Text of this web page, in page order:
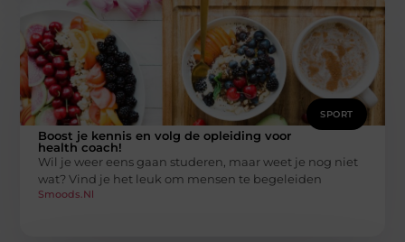
SPORT
Boost je kennis en volg de opleiding voor
health coach!
Wil je weer eens gaan studeren, maar weet je nog niet
wat? Vind je het leuk om mensen te begeleiden
Smoods.nl